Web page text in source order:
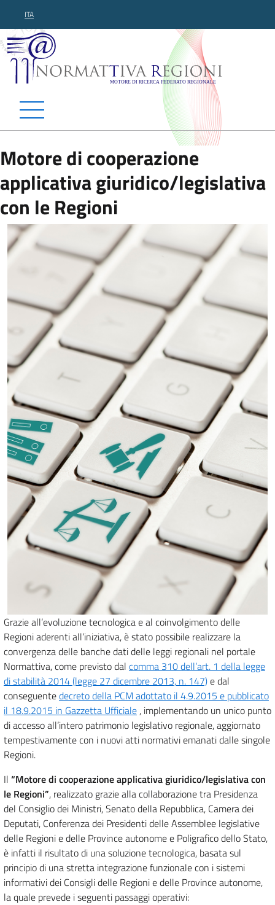
ITA
Normattiva Regioni -
Motore di cooperazione
applicativa giuridico/legislativa
con le Regioni
Grazie all’evoluzione tecnologica e al coinvolgimento delle
Regioni aderenti all’iniziativa, è stato possibile realizzare la
convergenza delle banche dati delle leggi regionali nel portale
Normattiva, come previsto dal comma 310 dell’art. 1 della legge
di stabilità 2014 (legge 27 dicembre 2013, n. 147)e dal
conseguentedecreto della PCM adottato il 4.9.2015 e pubblicato
il 18.9.2015 in Gazzetta Ufficiale , implementando un unico punto
di accesso all’intero patrimonio legislativo regionale, aggiornato
tempestivamente con i nuovi atti normativi emanati dalle singole
Regioni.
Il “Motore di cooperazione applicativa giuridico/legislativa con
le Regioni”, realizzato grazie alla collaborazione tra Presidenza
del Consiglio dei Ministri, Senato della Repubblica, Camera dei
Deputati, Conferenza dei Presidenti delle Assemblee legislative
delle Regioni e delle Province autonome e Poligrafico dello Stato,
è infatti il risultato di una soluzione tecnologica, basata sul
principio di una stretta integrazione funzionale con i sistemi
informativi dei Consigli delle Regioni e delle Province autonome,
la quale prevede i seguenti passaggi operativi: